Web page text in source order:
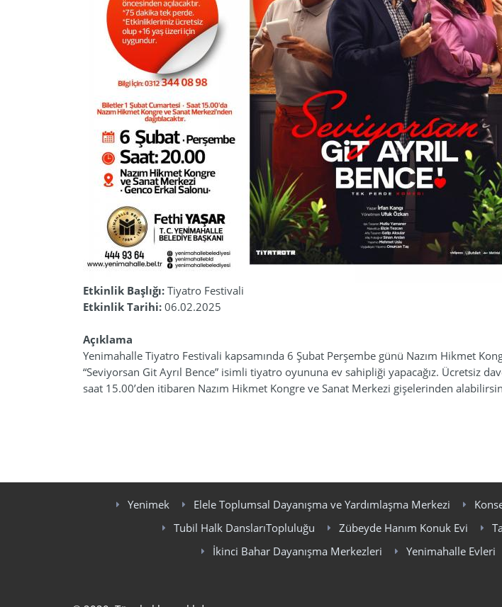
Etkinlik Başlığı: Tiyatro Festivali
Etkinlik Tarihi: 06.02.2025
Açıklama
Yenimahalle Tiyatro Festivali kapsamında 6 Şubat Perşembe günü Nazım Hikmet
“Seviyorsan Git Ayrıl Bence” isimli tiyatro oyununa ev sahipliği yapacağız. Ücretsiz
saat 15.00’den itibaren Nazım Hikmet Kongre ve Sanat Merkezi gişelerinden
Yenimek Elele Toplumsal Dayanışma ve Yardımlaşma Merkezi
Tubil Halk DanslarıTopluluğu
Zübeyde Hanım Konuk Evi
İkinci Bahar Dayanışma Merkezleri
Yenimahalle Evleri